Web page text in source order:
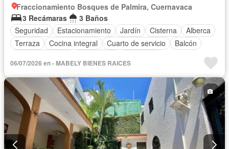
Fraccionamiento Bosques de Palmira, Cuernavaca
3 Recámaras
3 Baños
Seguridad
Estacionamiento Jardín Cisterna
Alberca
Terraza
Cocina integral Cuarto de servicio
Balcón
Vista panorámica
Caseta de vigilancia
Permite mascotas
Permite niños Solo familias
06/07/2026 en - MABELY BIENES RAICES